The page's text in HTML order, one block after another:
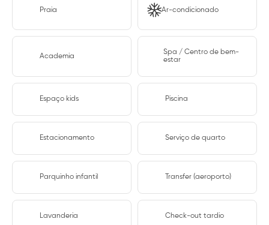
Praia Ar-condicionado
Academia
Spa / Centro de bem-
estar
Espaço kids Piscina
Estacionamento Serviço de quarto
Parquinho infantil Transfer (aeroporto)
Lavanderia Check-out tardio